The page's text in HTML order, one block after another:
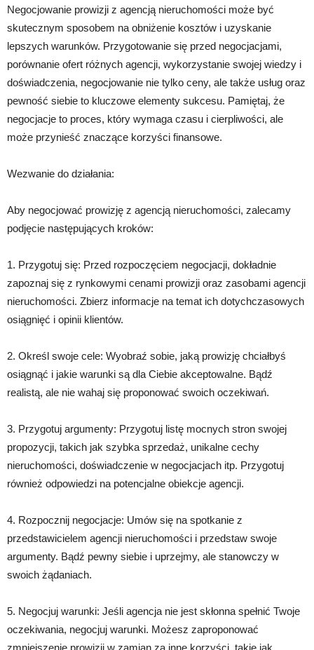
Negocjowanie prowizji z agencją nieruchomości może być
skutecznym sposobem na obniżenie kosztów i uzyskanie
lepszych warunków. Przygotowanie się przed negocjacjami,
porównanie ofert różnych agencji, wykorzystanie swojej wiedzy i
doświadczenia, negocjowanie nie tylko ceny, ale także usług oraz
pewność siebie to kluczowe elementy sukcesu. Pamiętaj, że
negocjacje to proces, który wymaga czasu i cierpliwości, ale
może przynieść znaczące korzyści finansowe.
Wezwanie do działania:
Aby negocjować prowizję z agencją nieruchomości, zalecamy
podjęcie następujących kroków:
1. Przygotuj się: Przed rozpoczęciem negocjacji, dokładnie
zapoznaj się z rynkowymi cenami prowizji oraz zasobami agencji
nieruchomości. Zbierz informacje na temat ich dotychczasowych
osiągnięć i opinii klientów.
2. Określ swoje cele: Wyobraź sobie, jaką prowizję chciałbyś
osiągnąć i jakie warunki są dla Ciebie akceptowalne. Bądź
realistą, ale nie wahaj się proponować swoich oczekiwań.
3. Przygotuj argumenty: Przygotuj listę mocnych stron swojej
propozycji, takich jak szybka sprzedaż, unikalne cechy
nieruchomości, doświadczenie w negocjacjach itp. Przygotuj
również odpowiedzi na potencjalne obiekcje agencji.
4. Rozpocznij negocjacje: Umów się na spotkanie z
przedstawicielem agencji nieruchomości i przedstaw swoje
argumenty. Bądź pewny siebie i uprzejmy, ale stanowczy w
swoich żądaniach.
5. Negocjuj warunki: Jeśli agencja nie jest skłonna spełnić Twoje
oczekiwania, negocjuj warunki. Możesz zaproponować